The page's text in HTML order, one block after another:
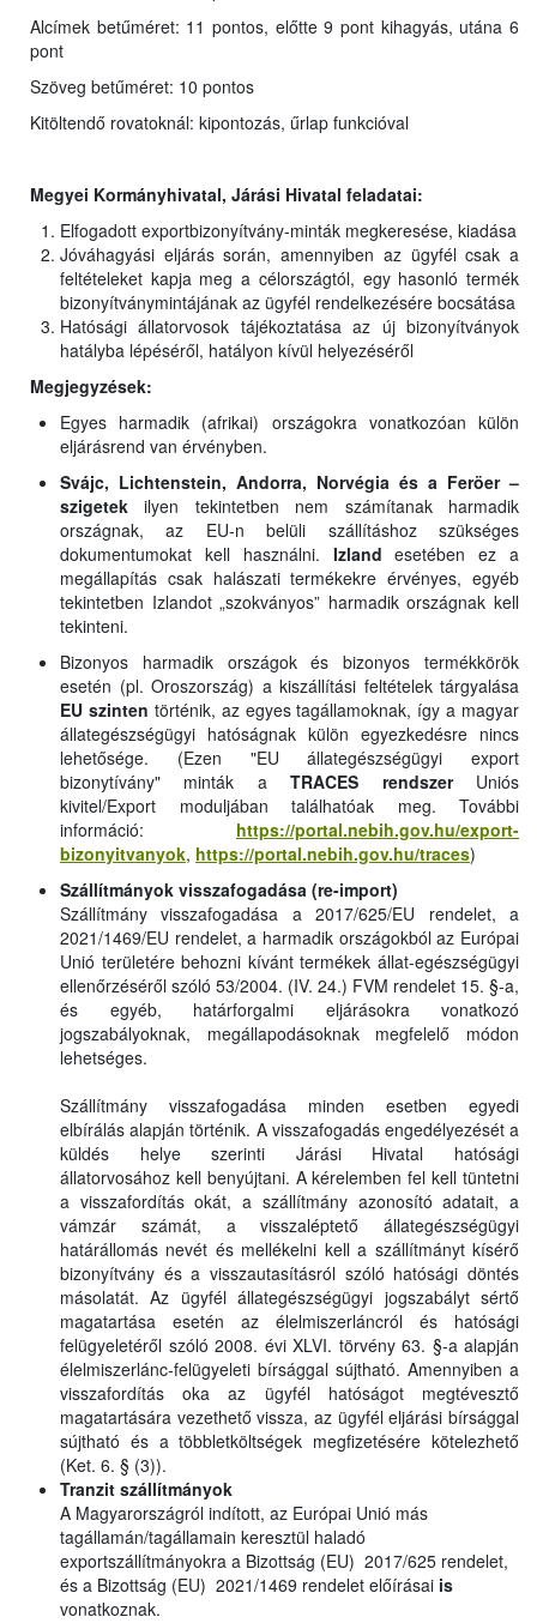
Alcímek betűméret: 11 pontos, előtte 9 pont kihagyás, utána 6
pont
Szöveg betűméret: 10 pontos
Kitöltendő rovatoknál: kipontozás, űrlap funkcióval
Megyei Kormányhivatal, Járási Hivatal feladatai:
Elfogadott exportbizonyítvány-minták megkeresése, kiadása
Jóváhagyási eljárás során, amennyiben az ügyfél csak a
feltételeket kapja meg a célországtól, egy hasonló termék
bizonyítványmintájának az ügyfél rendelkezésére bocsátása
Hatósági állatorvosok tájékoztatása az új bizonyítványok
hatályba lépéséről, hatályon kívül helyezéséről
Megjegyzések:
Egyes harmadik (afrikai) országokra vonatkozóan külön
eljárásrend van érvényben.
Svájc, Lichtenstein, Andorra, Norvégia és a Feröer –
szigetek ilyen tekintetben nem számítanak harmadik
országnak, az EU-n belüli szállításhoz szükséges
dokumentumokat kell használni. Izlandesetében ez a
megállapítás csak halászati termékekre érvényes, egyéb
tekintetben Izlandot „szokványos” harmadik országnak kell
tekinteni.
Bizonyos harmadik országok és bizonyos termékkörök
esetén (pl. Oroszország) a kiszállítási feltételek tárgyalása
EU szinten történik, az egyes tagállamoknak, így a magyar
állategészségügyi hatóságnak külön egyezkedésre nincs
lehetősége. (Ezen "EU állategészségügyi export
bizonytívány" minták aTRACES rendszerUniós
kivitel/Export moduljában találhatóak meg. További
információ: https://portal.nebih.gov.hu/export-
bizonyitvanyok, https://portal.nebih.gov.hu/traces)
Szállítmányok visszafogadása (re-import)
Szállítmány visszafogadása a 2017/625/EU rendelet, a
2021/1469/EU rendelet, a harmadik országokból az Európai
Unió területére behozni kívánt termékek állat-egészségügyi
ellenőrzéséről szóló 53/2004. (IV. 24.) FVM rendelet 15. §-a,
és egyéb, határforgalmi eljárásokra vonatkozó
jogszabályoknak, megállapodásoknak megfelelő módon
lehetséges.
Szállítmány visszafogadása minden esetben egyedi
elbírálás alapján történik. A visszafogadás engedélyezését a
küldés helye szerinti Járási Hivatal hatósági
állatorvosához kell benyújtani. A kérelemben fel kell tüntetni
a visszafordítás okát, a szállítmány azonosító adatait, a
vámzár számát, a visszaléptető állategészségügyi
határállomás nevét és mellékelni kell a szállítmányt kísérő
bizonyítvány és a visszautasításról szóló hatósági döntés
másolatát. Az ügyfél állategészségügyi jogszabályt sértő
magatartása esetén az élelmiszerláncról és hatósági
felügyeletéről szóló 2008. évi XLVI. törvény 63. §-a alapján
élelmiszerlánc-felügyeleti bírsággal sújtható. Amennyiben a
visszafordítás oka az ügyfél hatóságot megtévesztő
magatartására vezethető vissza, az ügyfél eljárási bírsággal
sújtható és a többletköltségek megfizetésére kötelezhető
(Ket. 6. § (3)).
Tranzit szállítmányok
A Magyarországról indított, az Európai Unió más
tagállamán/tagállamain keresztül haladó
exportszállítmányokra a Bizottság (EU) 2017/625 rendelet,
és a Bizottság (EU) 2021/1469 rendelet előírásai is
vonatkoznak.